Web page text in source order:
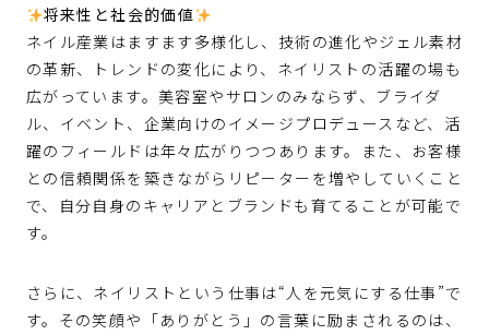
将来性と社会的価値
ネイル産業はますます多様化し、技術の進化やジェル素材
の革新、トレンドの変化により、ネイリストの活躍の場も
広がっています。美容室やサロンのみならず、ブライダ
ル、イベント、企業向けのイメージプロデュースなど、活
躍のフィールドは年々広がりつつあります。また、お客様
との信頼関係を築きながらリピーターを増やしていくこと
で、自分自身のキャリアとブランドも育てることが可能で
す。
さらに、ネイリストという仕事は“人を元気にする仕事”で
す。その笑顔や「ありがとう」の言葉に励まされるのは、